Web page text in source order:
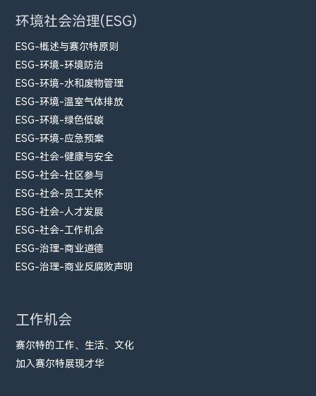
环境社会治理(ESG)
ESG-概述与赛尔特原则
ESG-环境-环境防治
ESG-环境-水和废物管理
ESG-环境-温室气体排放
ESG-环境-绿色低碳
ESG-环境-应急预案
ESG-社会-健康与安全
ESG-社会-社区参与
ESG-社会-员工关怀
ESG-社会-人才发展
ESG-社会-工作机会
ESG-治理-商业道德
ESG-治理-商业反腐败声明
工作机会
赛尔特的工作、生活、文化
加入赛尔特展现才华